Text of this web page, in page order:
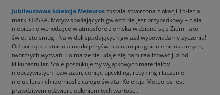
Jubileuszowa kolekcja Meteoroszostała stworzona z okazji 15-lecia
marki ORSKA. Motyw spadających gwiazd nie jest przypadkowy – ciała
niebieskie wchodzące w atmosferę ziemską widziane są z Ziemi jako
świetliste smugi. Na widok spadających gwiazd wypowiadamy życzenia!
Od początku istnienia marki przyświeca nam pragnienie nieustannych,
twórczych wyzwań. To marzenie udaje się nam realizować już od
kilkunastu lat. Stale poszukujemy wyjątkowych materiałów i
nieoczywistych rozwiązań, ceniąc upcykling, recykling i łączenie
niejubilerskich rzemiosł z całego świata. Kolekcja Meteoros jest
prawdziwym odzwierciedleniem tych wartości.